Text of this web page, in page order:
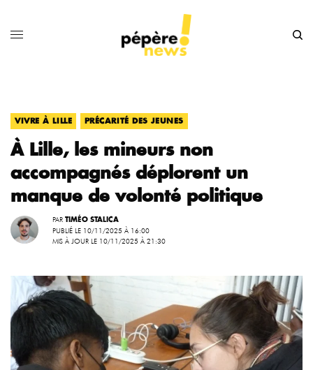
VIVRE À LILLE PRÉCARITÉ DES JEUNES
À Lille, les mineurs non
accompagnés déplorent un
manque de volonté politique
PAR TIMÉO STALICA
PUBLIÉ LE 10/11/2025 À 16:00
MIS À JOUR LE 10/11/2025 À 21:30